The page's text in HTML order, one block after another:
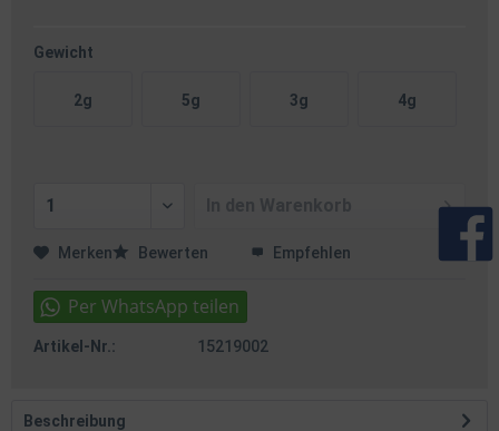
Gewicht
2g 5g 3g 4g
Merken Bewerten Empfehlen
Artikel-Nr.: 15219002
Beschreibung